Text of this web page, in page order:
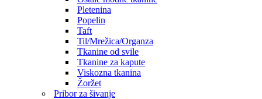
Pletenina
Popelin
Taft
Til/Mrežica/Organza
Tkanine od svile
Tkanine za kapute
Viskozna tkanina
Žoržet
Pribor za šivanje